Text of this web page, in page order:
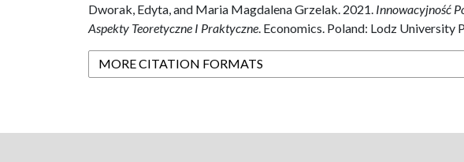
Dworak, Edyta, and Maria Magdalena Grzelak. 2021. Innowacyjność
Aspekty Teoretyczne I Praktyczne. Economics. Poland: Lodz University
MORE CITATION FORMATS